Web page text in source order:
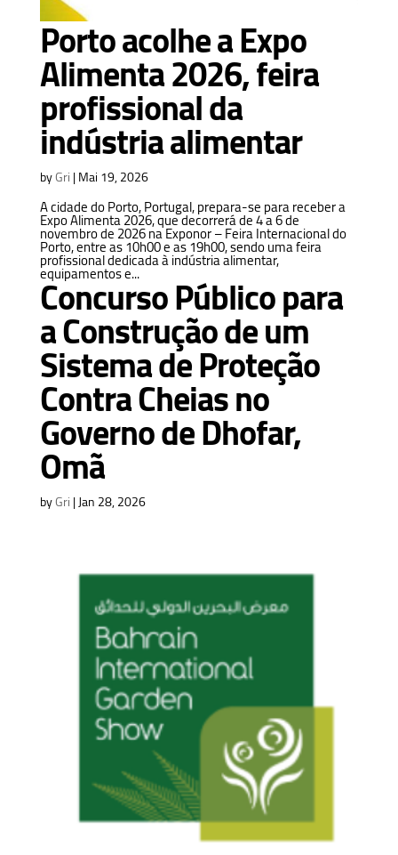
Porto acolhe a Expo
Alimenta 2026, feira
profissional da
indústria alimentar
byGri|Mai 19, 2026
A cidade do Porto, Portugal, prepara-se para receber a
Expo Alimenta 2026, que decorrerá de 4 a 6 de
novembro de 2026 na Exponor – Feira Internacional do
Porto, entre as 10h00 e as 19h00, sendo uma feira
profissional dedicada à indústria alimentar,
equipamentos e...
Concurso Público para
a Construção de um
Sistema de Proteção
Contra Cheias no
Governo de Dhofar,
Omã
byGri|Jan 28, 2026